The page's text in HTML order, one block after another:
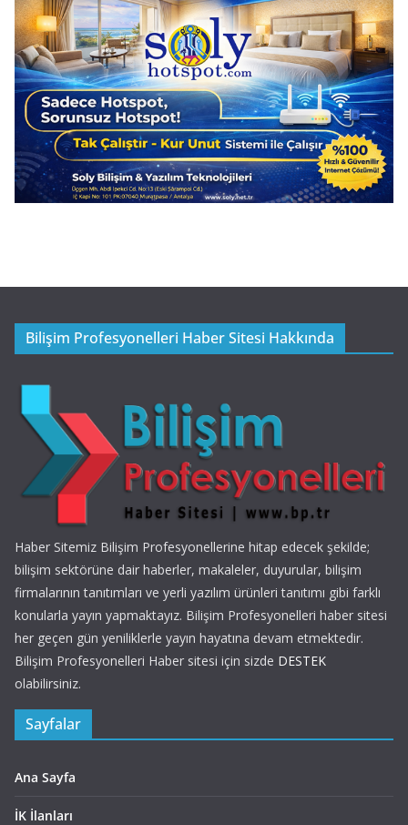
Bilişim Profesyonelleri Haber Sitesi Hakkında
Haber Sitemiz Bilişim Profesyonellerine hitap edecek şekilde;
bilişim sektörüne dair haberler, makaleler, duyurular, bilişim
firmalarının tanıtımları ve yerli yazılım ürünleri tanıtımı gibi farklı
konularla yayın yapmaktayız. Bilişim Profesyonelleri haber sitesi
her geçen gün yeniliklerle yayın hayatına devam etmektedir.
Bilişim Profesyonelleri Haber sitesi için sizde DESTEK
olabilirsiniz.
Sayfalar
Ana Sayfa
İK İlanları